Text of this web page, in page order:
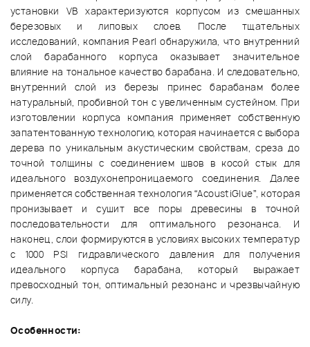
установки VB характеризуются корпусом из смешанных
березовых и липовых слоев. После тщательных
исследований, компания Pearl обнаружила, что внутренний
слой барабанного корпуса оказывает значительное
влияние на тональное качество барабана. И следовательно,
внутренний слой из березы принес барабанам более
натуральный, пробивной тон с увеличенным сустейном. При
изготовлении корпуса компания применяет собственную
запатентованную технологию, которая начинается с выбора
дерева по уникальным акустическим свойствам, среза до
точной толщины с соединением швов в косой стык для
идеального воздухонепроницаемого соединения. Далее
применяется собственная технология “AcoustiGlue”, которая
пронизывает и сушит все поры древесины в точной
последовательности для оптимального резонанса. И
наконец, слои формируются в условиях высоких температур
с 1000 PSI гидравлического давления для получения
идеального корпуса барабана, который выражает
превосходный тон, оптимальный резонанс и чрезвычайную
силу.
Особенности: